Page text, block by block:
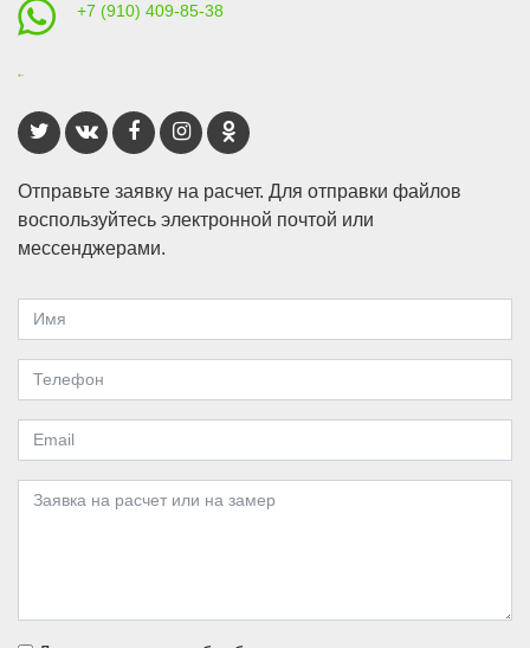
+7 (910) 409-85-38
Отправьте заявку на расчет. Для отправки файлов
воспользуйтесь электронной почтой или
мессенджерами.